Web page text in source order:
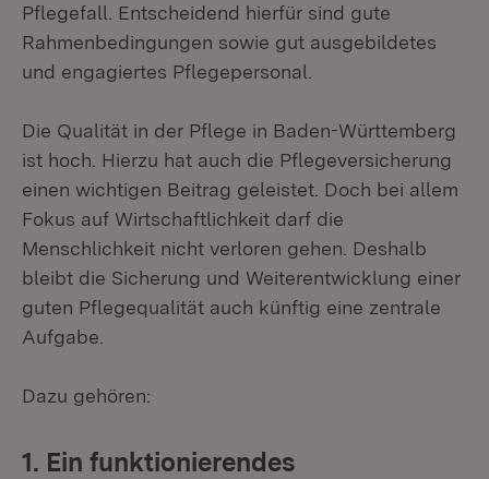
Pflegefall. Entscheidend hierfür sind gute
Rahmenbedingungen sowie gut ausgebildetes
und engagiertes Pflegepersonal.
Die Qualität in der Pflege in Baden-Württemberg
ist hoch. Hierzu hat auch die Pflegeversicherung
einen wichtigen Beitrag geleistet. Doch bei allem
Fokus auf Wirtschaftlichkeit darf die
Menschlichkeit nicht verloren gehen. Deshalb
bleibt die Sicherung und Weiterentwicklung einer
guten Pflegequalität auch künftig eine zentrale
Aufgabe.
Dazu gehören:
1. Ein funktionierendes